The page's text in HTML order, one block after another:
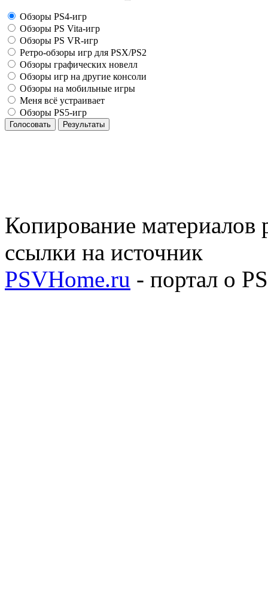
Обзоры PS4-игр
Обзоры PS Vita-игр
Обзоры PS VR-игр
Ретро-обзоры игр для PSX/PS2
Обзоры графических новелл
Обзоры игр на другие консоли
Обзоры на мобильные игры
Меня всё устраивает
Обзоры PS5-игр
Голосовать Результаты
Копирование материалов
ссылки на источник
PSVHome.ru - портал о